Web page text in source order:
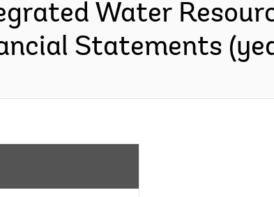
Water
Statements